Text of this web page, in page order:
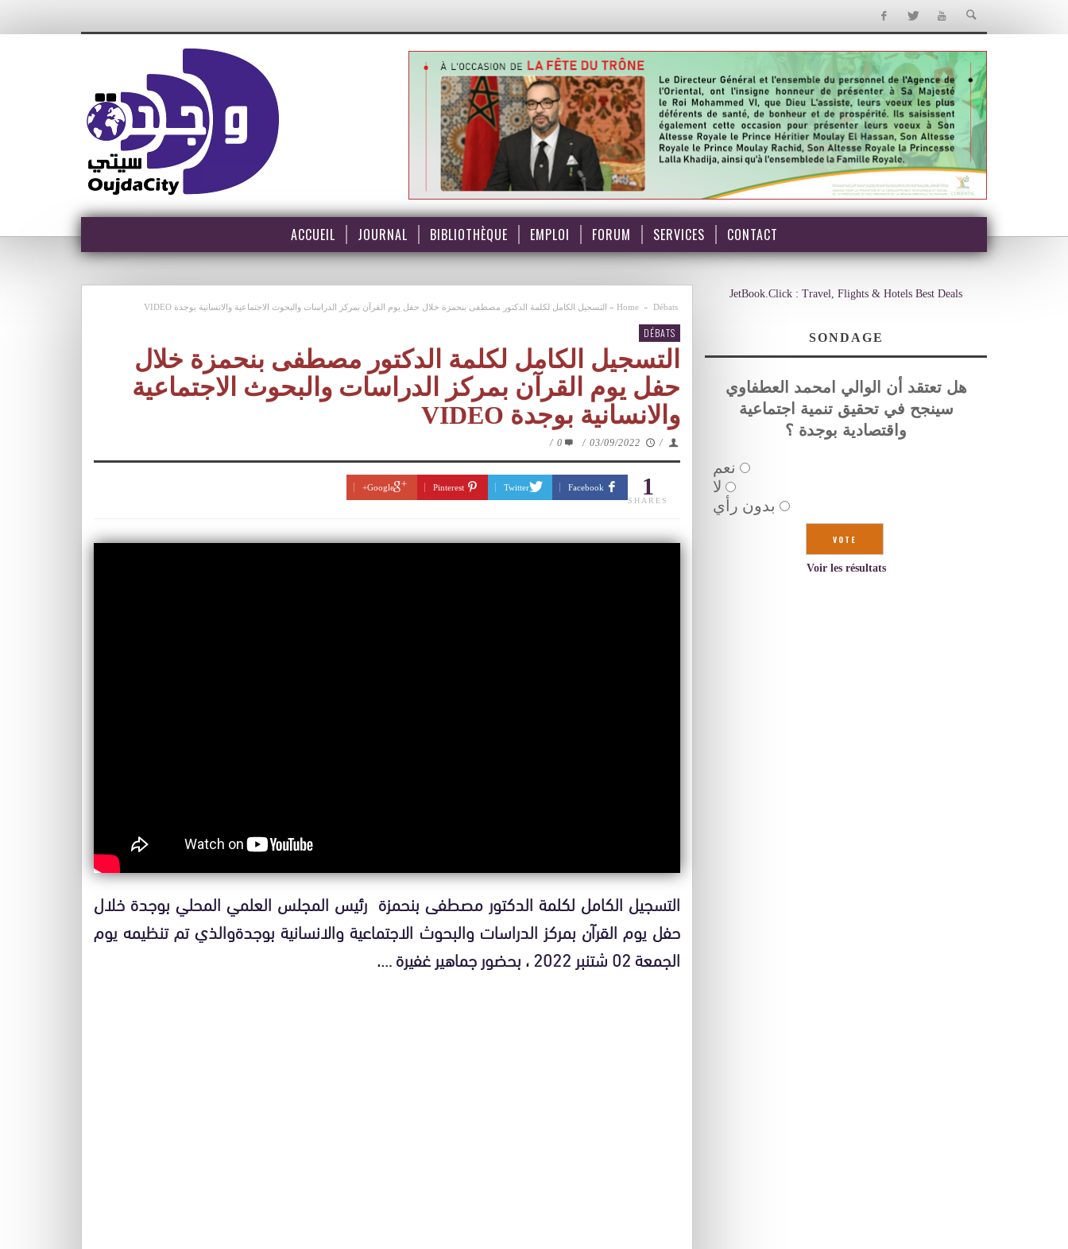
ACCUEIL JOURNAL BIBLIOTHÈQUE EMPLOI FORUM SERVICES CONTACT
Home » Débats
» التسجيل الكامل لكلمة الدكتور مصطفى بنحمزة خلال حفل يوم القرآن بمركز الدراسات والبحوث الاجتماعية والانسانية بوجدة VIDEO
DÉBATS
التسجيل الكامل لكلمة الدكتور مصطفى بنحمزة خلال
حفل يوم القرآن بمركز الدراسات والبحوث الاجتماعية
والانسانية بوجدة VIDEO
/
03/09/2022
/
0
/
1
SHARES
Facebook
Twitter
Pinterest
Google+
التسجيل الكامل لكلمة الدكتور مصطفى بنحمزة رئيس المجلس العلمي المحلي بوجدة خلال
حفل يوم القرآن بمركز الدراسات والبحوث الاجتماعية والانسانية بوجدةوالذي تم تنظيمه يوم
الجمعة 02 شتنبر 2022 ، بحضور جماهير غفيرة ….
JetBook.Click : Travel, Flights & Hotels Best Deals
SONDAGE
هل تعتقد أن الوالي امحمد العطفاوي
سينجح في تحقيق تنمية اجتماعية
واقتصادية بوجدة ؟
نعم
لا
بدون رأي
Voir les résultats